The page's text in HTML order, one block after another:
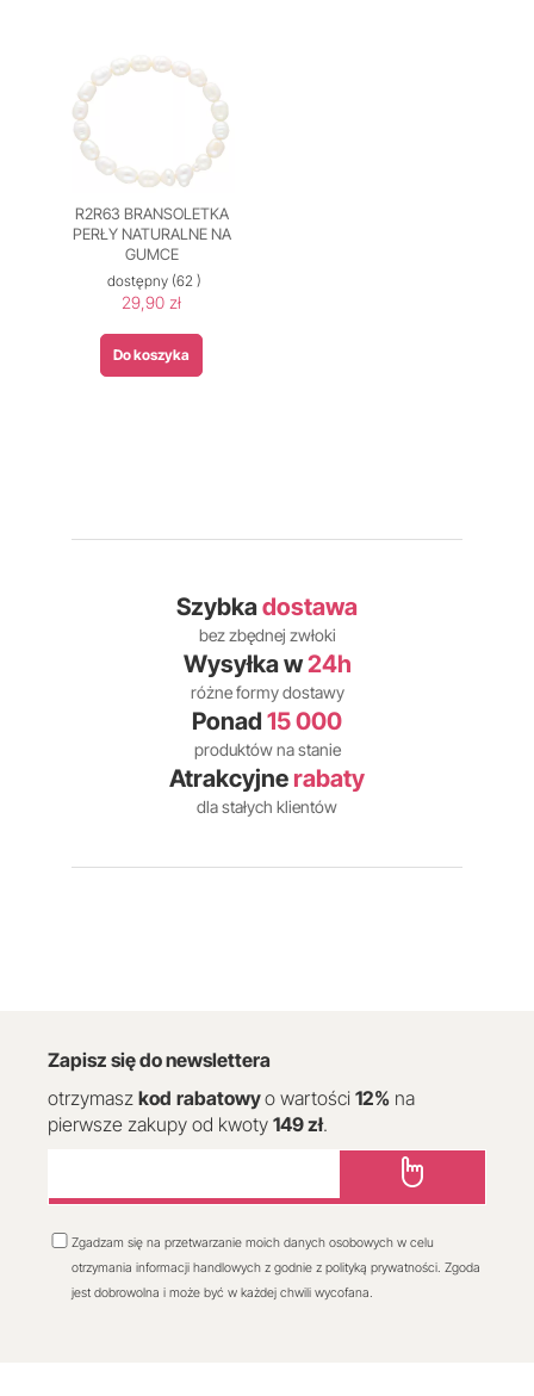
R2R63 BRANSOLETKA
PERŁY NATURALNE NA
GUMCE
dostępny (62 )
29,90 zł
Do koszyka
Szybkadostawa
bez zbędnej zwłoki
Wysyłka w24h
różne formy dostawy
Ponad 15 000
produktów na stanie
Atrakcyjne rabaty
dla stałych klientów
Zapisz się do newslettera
otrzymasz kod rabatowyo wartości 12% na
pierwsze zakupy od kwoty 149 zł.
Zgadzam się na przetwarzanie moich danych osobowych w celu
otrzymania informacji handlowych z godnie z polityką prywatności. Zgoda
jest dobrowolna i może być w każdej chwili wycofana.